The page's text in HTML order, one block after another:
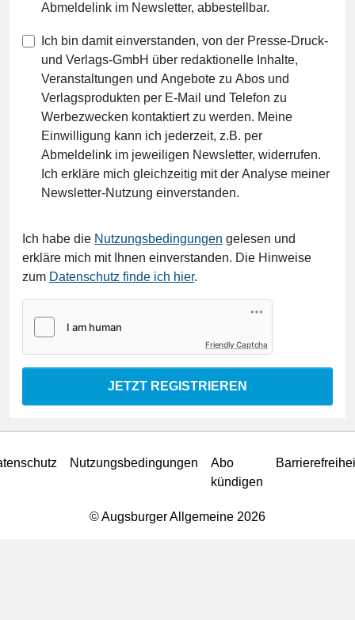
Abmeldelink im Newsletter, abbestellbar.
Ich bin damit einverstanden, von der Presse-Druck-
und Verlags-GmbH über redaktionelle Inhalte,
Veranstaltungen und Angebote zu Abos und
Verlagsprodukten per E-Mail und Telefon zu
Werbezwecken kontaktiert zu werden. Meine
Einwilligung kann ich jederzeit, z.B. per
Abmeldelink im jeweiligen Newsletter, widerrufen.
Ich erkläre mich gleichzeitig mit der Analyse meiner
Newsletter-Nutzung einverstanden.
Ich habe die Nutzungsbedingungen gelesen und
erkläre mich mit Ihnen einverstanden. Die Hinweise
zum Datenschutz finde ich hier.
Friendly Captcha
JETZT REGISTRIEREN
Nutzungsbedingungen
Abo
kündigen
© Augsburger Allgemeine 2026